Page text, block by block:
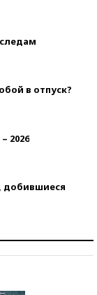
в отпуск?
2026
добившиеся